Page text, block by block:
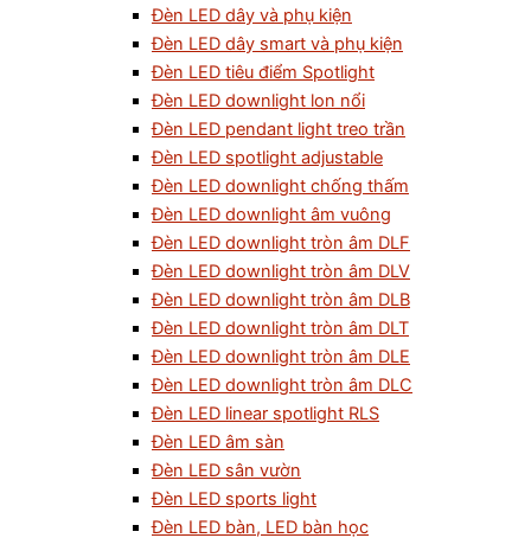
Đèn LED dây và phụ kiện
Đèn LED dây smart và phụ kiện
Đèn LED tiêu điểm Spotlight
Đèn LED downlight lon nổi
Đèn LED pendant light treo trần
Đèn LED spotlight adjustable
Đèn LED downlight chống thấm
Đèn LED downlight âm vuông
Đèn LED downlight tròn âm DLF
Đèn LED downlight tròn âm DLV
Đèn LED downlight tròn âm DLB
Đèn LED downlight tròn âm DLT
Đèn LED downlight tròn âm DLE
Đèn LED downlight tròn âm DLC
Đèn LED linear spotlight RLS
Đèn LED âm sàn
Đèn LED sân vườn
Đèn LED sports light
Đèn LED bàn, LED bàn học